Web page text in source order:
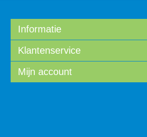
Informatie
Klantenservice
Mijn account